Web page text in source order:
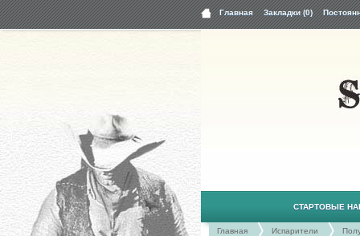
Главная Закладки (0)
СТАРТОВЫЕ
Главная Испарители